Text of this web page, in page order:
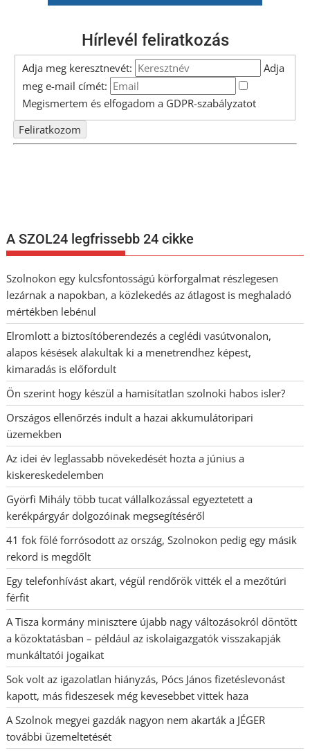
Hírlevél feliratkozás
Adja meg keresztnevét:
Adja
meg e-mail címét:
Megismertem és elfogadom a GDPR-szabályzatot
A SZOL24 legfrissebb 24 cikke
Szolnokon egy kulcsfontosságú körforgalmat részlegesen
lezárnak a napokban, a közlekedés az átlagost is meghaladó
mértékben lebénul
Elromlott a biztosítóberendezés a ceglédi vasútvonalon,
alapos késések alakultak ki a menetrendhez képest,
kimaradás is előfordult
Ön szerint hogy készül a hamisítatlan szolnoki habos isler?
Országos ellenőrzés indult a hazai akkumulátoripari
üzemekben
Az idei év leglassabb növekedését hozta a június a
kiskereskedelemben
Györfi Mihály több tucat vállalkozással egyeztetett a
kerékpárgyár dolgozóinak megsegítéséről
41 fok fölé forrósodott az ország, Szolnokon pedig egy másik
rekord is megdőlt
Egy telefonhívást akart, végül rendőrök vitték el a mezőtúri
férfit
A Tisza kormány minisztere újabb nagy változásokról döntött
a közoktatásban – például az iskolaigazgatók visszakapják
munkáltatói jogaikat
Sok volt az igazolatlan hiányzás, Pócs János fizetéslevonást
kapott, más fideszesek még kevesebbet vittek haza
A Szolnok megyei gazdák nagyon nem akarták a JÉGER
további üzemeltetését